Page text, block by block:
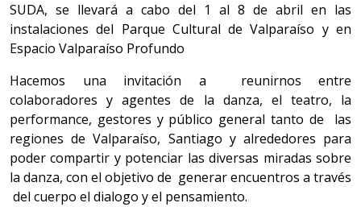
SUDA, se llevará a cabo del 1 al 8 de abril en las
instalaciones del Parque Cultural de Valparaíso y en
Espacio Valparaíso Profundo
Hacemos una invitación a reunirnos entre
colaboradores y agentes de la danza, el teatro, la
performance, gestores y público general tanto de las
regiones de Valparaíso, Santiago y alrededores para
poder compartir y potenciar las diversas miradas sobre
la danza, con el objetivo de generar encuentros a través
del cuerpo el dialogo y el pensamiento.